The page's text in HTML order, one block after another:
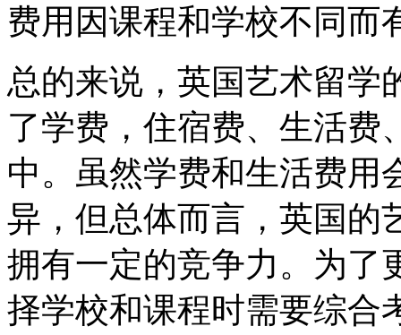
费用因课程和学校不同而
总的来说，英国艺术留学
了学费，住宿费、生活费
中。虽然学费和生活费用
异，但总体而言，英国的
拥有一定的竞争力。为了
择学校和课程时需要综合